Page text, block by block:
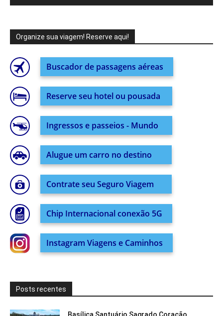
Organize sua viagem! Reserve aqui!
Buscador de passagens aéreas
Reserve seu hotel ou pousada
Ingressos e passeios - Mundo
Alugue um carro no destino
Contrate seu Seguro Viagem
Chip Internacional conexão 5G
Instagram Viagens e Caminhos
Posts recentes